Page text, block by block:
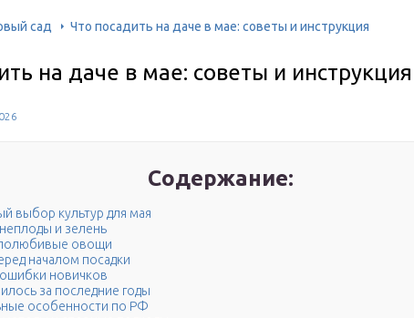
сад Что посадить на даче в мае: советы и инструкция
на даче в мае: советы и инструкция
Содержание:
выбор культур для мая
и зелень
овощи
началом посадки
новичков
за последние годы
особенности по РФ